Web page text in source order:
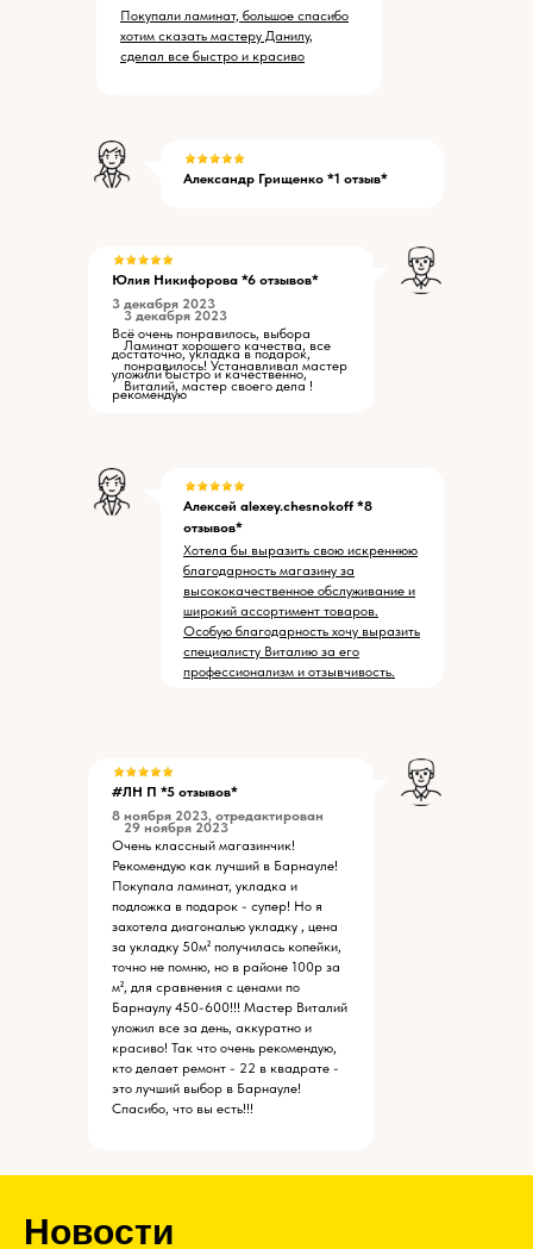
Покупали ламинат, большое спасибо
хотим сказать мастеру Данилу,
сделал все быстро и красиво
Юлия Никифорова *6 отзывов*
3 декабря 2023
Всё очень понравилось, выбора
достаточно, укладка в подарок,
уложили быстро и качественно,
рекомендую
Александр Грищенко *1 отзыв*
Ламинат хорошего качества, все
понравилось! Устанавливал мастер
Виталий, мастер своего дела !
3 декабря 2023
#ЛН П *5 отзывов*
8 ноября 2023, отредактирован
Очень классный магазинчик!
Рекомендую как лучший в Барнауле!
Покупала ламинат, укладка и
подложка в подарок - супер! Но я
захотела диагональю укладку , цена
за укладку 50м² получилась копейки,
точно не помню, но в районе 100р за
м², для сравнения с ценами по
Барнаулу 450-600!!! Мастер Виталий
уложил все за день, аккуратно и
красиво! Так что очень рекомендую,
кто делает ремонт - 22 в квадрате -
это лучший выбор в Барнауле!
Спасибо, что вы есть!!!
Алексей alexey.chesnokoff *8
отзывов*
Хотела бы выразить свою искреннюю
благодарность магазину за
высококачественное обслуживание и
широкий ассортимент товаров.
Особую благодарность хочу выразить
специалисту Виталию за его
профессионализм и отзывчивость.
29 ноября 2023
Новости